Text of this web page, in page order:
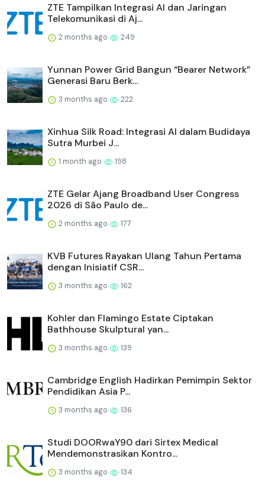
ZTE Tampilkan Integrasi AI dan Jaringan
Telekomunikasi di Aj...
2 months ago 249
Yunnan Power Grid Bangun “Bearer Network”
Generasi Baru Berk...
3 months ago 222
Xinhua Silk Road: Integrasi AI dalam Budidaya
Sutra Murbei J...
1 month ago 198
ZTE Gelar Ajang Broadband User Congress
2026 di São Paulo de...
2 months ago 177
KVB Futures Rayakan Ulang Tahun Pertama
dengan Inisiatif CSR...
3 months ago 162
Kohler dan Flamingo Estate Ciptakan
Bathhouse Skulptural yan...
3 months ago 139
Cambridge English Hadirkan Pemimpin Sektor
Pendidikan Asia P...
3 months ago 136
Studi DOORwaY90 dari Sirtex Medical
Mendemonstrasikan Kontro...
3 months ago 134